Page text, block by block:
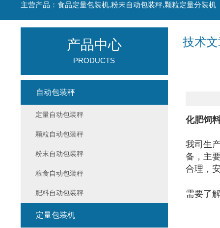
主营产品：食品定量包装机,粉末自动包装秤,颗粒定量分装机
技术
化肥饲
我司生
备，主
合理，
需要了
产品中心
PRODUCTS
自动包装秤
定量自动包装秤
颗粒自动包装秤
粉末自动包装秤
粮食自动包装秤
肥料自动包装秤
定量包装机